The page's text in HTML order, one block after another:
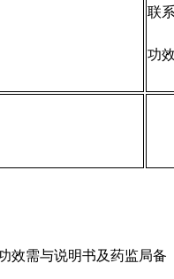
联
功
效需与说明书及药监局备